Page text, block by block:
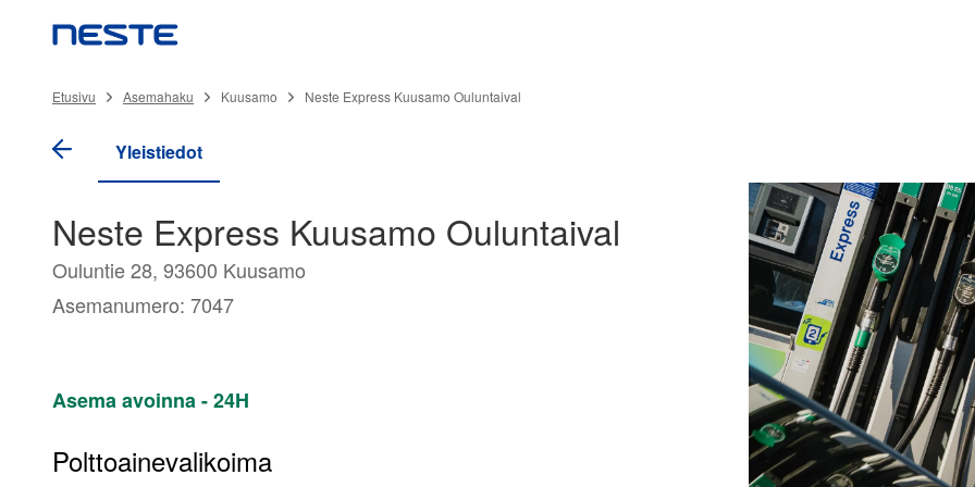
Etusivu Asemahaku Kuusamo Neste Express Kuusamo Ouluntaival
Yleistiedot
Neste Express Kuusamo Ouluntaival
Ouluntie 28, 93600 Kuusamo
Asemanumero: 7047
Asema avoinna - 24H
Polttoainevalikoima